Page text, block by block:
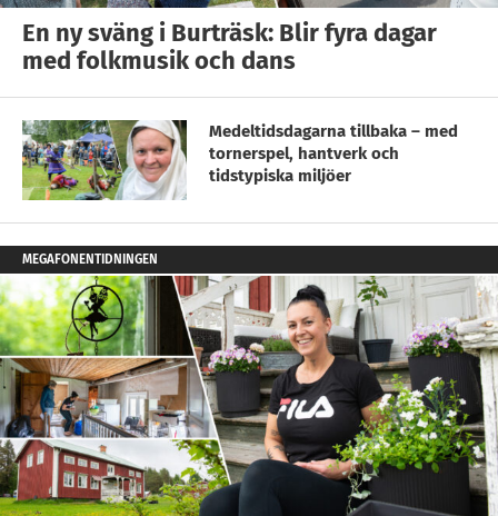
En ny sväng i Burträsk: Blir fyra dagar
med folkmusik och dans
Medeltidsdagarna tillbaka – med
tornerspel, hantverk och
tidstypiska miljöer
MEGAFONENTIDNINGEN